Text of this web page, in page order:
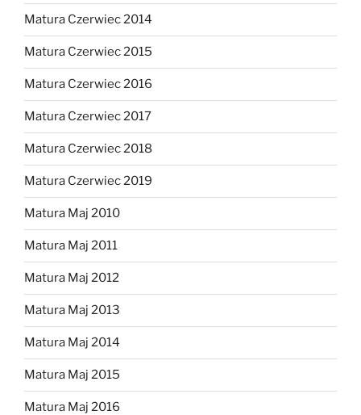
Matura Czerwiec 2014
Matura Czerwiec 2015
Matura Czerwiec 2016
Matura Czerwiec 2017
Matura Czerwiec 2018
Matura Czerwiec 2019
Matura Maj 2010
Matura Maj 2011
Matura Maj 2012
Matura Maj 2013
Matura Maj 2014
Matura Maj 2015
Matura Maj 2016